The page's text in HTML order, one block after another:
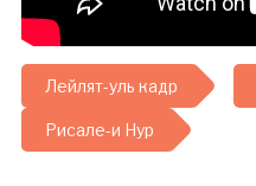
Лейлят-уль кадр
Рисале-и Нур